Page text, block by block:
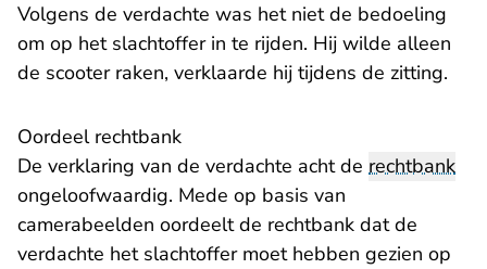
Volgens de verdachte was het niet de bedoeling
om op het slachtoffer in te rijden. Hij wilde alleen
de scooter raken, verklaarde hij tijdens de zitting.
Oordeel rechtbank
De verklaring van de verdachte acht de rechtbank
ongeloofwaardig. Mede op basis van
camerabeelden oordeelt de rechtbank dat de
verdachte het slachtoffer moet hebben gezien op